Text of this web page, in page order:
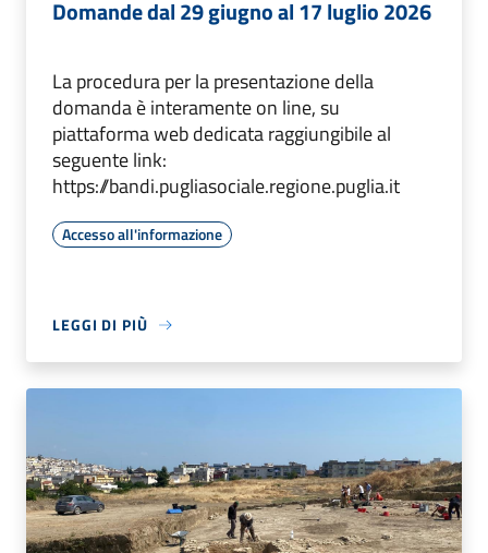
Domande dal 29 giugno al 17 luglio 2026
La procedura per la presentazione della
domanda è interamente on line, su
piattaforma web dedicata raggiungibile al
seguente link:
https://bandi.pugliasociale.regione.puglia.it
Accesso all'informazione
LEGGI DI PIÙ